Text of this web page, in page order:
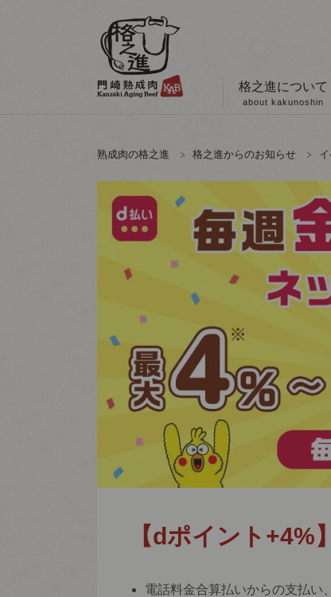
格之進について
about kakunoshin
熟成肉の格之進 格之進からのお知らせ
【dポイント+4%
電話料金合算払いからの支払い